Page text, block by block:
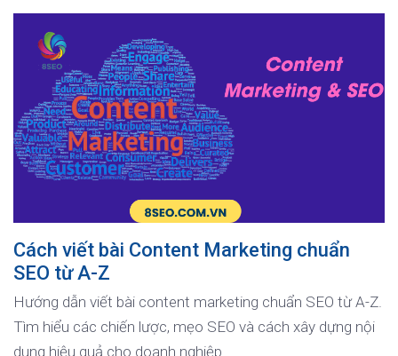
Cách viết bài Content Marketing chuẩn
SEO từ A-Z
Hướng dẫn viết bài content marketing chuẩn SEO từ A-Z.
Tìm hiểu các chiến lược, mẹo SEO và cách xây dựng nội
dung hiệu quả cho doanh nghiệp...